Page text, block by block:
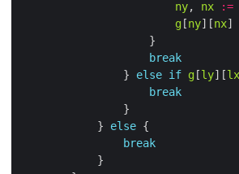
ny, nx :=
g [ny][nx]
break
                }
else if g [ly][lx
break
            }
else
break